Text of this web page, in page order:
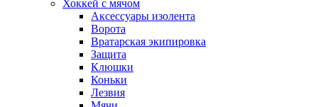
Хоккей с мячом
Аксессуары изолента
Ворота
Вратарская экипировка
Защита
Клюшки
Коньки
Лезвия